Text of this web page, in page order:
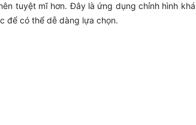
tuyệt mĩ hơn. Đây là ứng dụng chỉnh hình khá
để có thể dễ dàng lựa chọn.